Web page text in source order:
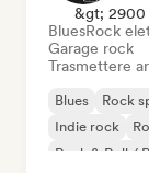
&gt; 2900
BluesRock
Garage rock
Trasmettere
Blues Rock
Indie rock
Rock & Roll /